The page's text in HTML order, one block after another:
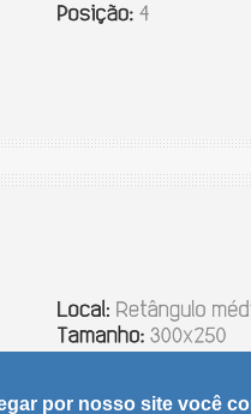
por nosso site você